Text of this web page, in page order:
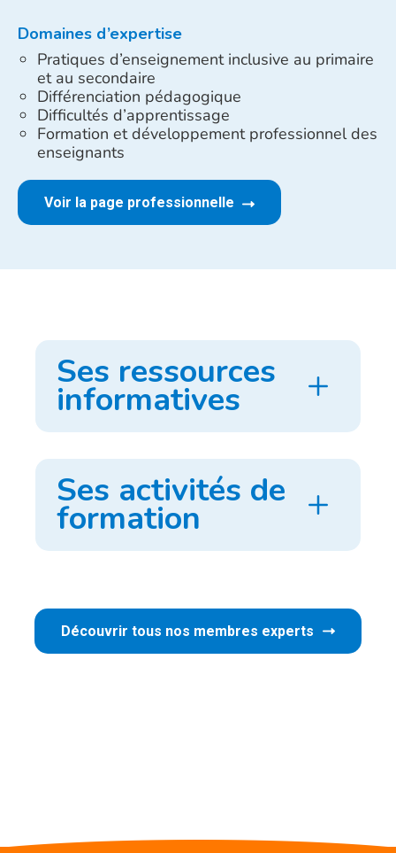
Domaines d’expertise
Pratiques d’enseignement inclusive au primaire
et au secondaire
Différenciation pédagogique
Difficultés d’apprentissage
Formation et développement professionnel des
enseignants
Voir la page professionnelle
Ses ressources
informatives
Ses activités de
formation
Découvrir tous nos membres experts